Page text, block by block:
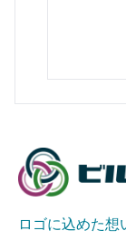
ロゴに込めた想